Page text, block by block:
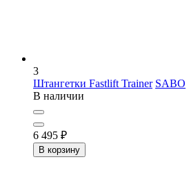
3
Штангетки Fastlift Trainer SABO
В наличии
6 495 ₽
В корзину